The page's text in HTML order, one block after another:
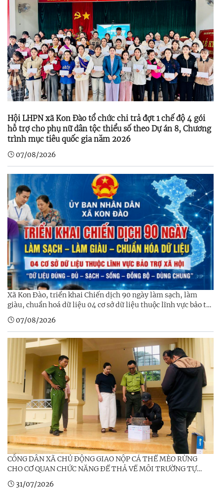
Hội LHPN xã Kon Đào tổ chức chi trả đợt 1 chế độ 4 gói
hỗ trợ cho phụ nữ dân tộc thiểu số theo Dự án 8, Chương
trình mục tiêu quốc gia năm 2026
07/08/2026
Xã Kon Đào, triển khai Chiến dịch 90 ngày làm sạch, làm
giàu, chuẩn hoá dữ liệu 04 cơ sở dữ liệu thuộc lĩnh vực bảo trợ
07/08/2026
CÔNG DÂN XÃ CHỦ ĐỘNG GIAO NỘP CÁ THỂ MÈO RỪNG
CHO CƠ QUAN CHỨC NĂNG ĐỂ THẢ VỀ MÔI TRƯỜNG TỰ
31/07/2026